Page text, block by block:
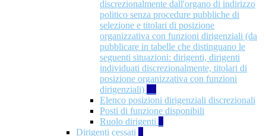
discrezionalmente dall'organo di indirizzo
politico senza procedure pubbliche di
selezione e titolari di posizione
organizzativa con funzioni dirigenziali (da
pubblicare in tabelle che distinguano le
seguenti situazioni: dirigenti, dirigenti
individuati discrezionalmente, titolari di
posizione organizzativa con funzioni
dirigenziali) 10
Elenco posizioni dirigenziali discrezionali
Posti di funzione disponibili
Ruolo dirigenti 7
Dirigenti cessati 1